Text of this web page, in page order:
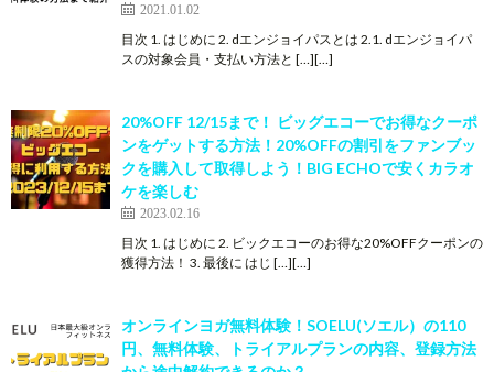
2021.01.02
目次 1. はじめに 2. dエンジョイパスとは 2.1. dエンジョイパ
スの対象会員・支払い方法と […][…]
20%OFF 12/15まで！ ビッグエコーでお得なクーポ
ンをゲットする方法！20%OFFの割引をファンブッ
クを購入して取得しよう！BIG ECHOで安くカラオ
ケを楽しむ
2023.02.16
目次 1. はじめに 2. ビックエコーのお得な20%OFFクーポンの
獲得方法！ 3. 最後に はじ […][…]
オンラインヨガ無料体験！SOELU(ソエル）の110
円、無料体験、トライアルプランの内容、登録方法